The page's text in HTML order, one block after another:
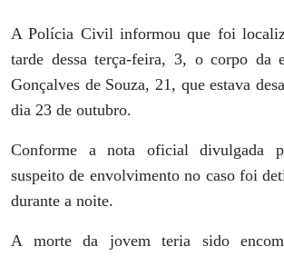
A Polícia Civil informou que foi
tarde dessa terça-feira, 3, o corpo da
Gonçalves de Souza, 21, que estava
dia 23 de outubro.
Conforme a nota oficial divulgada
suspeito de envolvimento no caso foi
durante a noite.
A morte da jovem teria sido